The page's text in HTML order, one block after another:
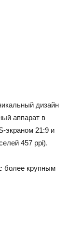
дизайн
аппарат в
экраном 21:9 и
457 ppi).
более крупным